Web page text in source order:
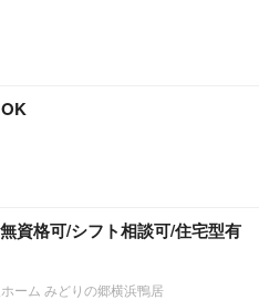
資格可/シフト相談可/住宅型有
ーム みどりの郷横浜鴨居